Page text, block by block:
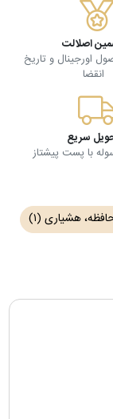
اصلالت
اورجینال و تاریخ
انقضا
سریع
با پست پیشتاز
هشیاری (۱)